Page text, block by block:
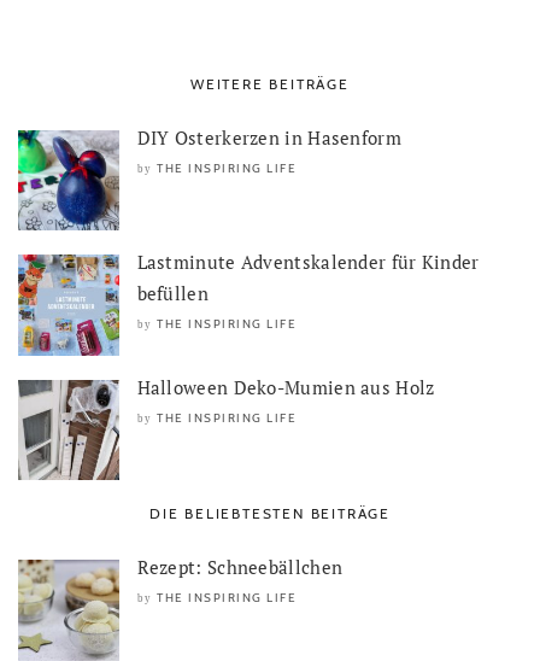
WEITERE BEITRÄGE
DIY Osterkerzen in Hasenform
by THE INSPIRING LIFE
Lastminute Adventskalender für Kinder
befüllen
by THE INSPIRING LIFE
Halloween Deko-Mumien aus Holz
by THE INSPIRING LIFE
DIE BELIEBTESTEN BEITRÄGE
Rezept: Schneebällchen
by THE INSPIRING LIFE